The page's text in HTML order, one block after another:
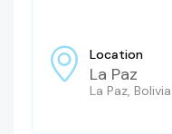
Location
La Paz
La Paz, Bolivia